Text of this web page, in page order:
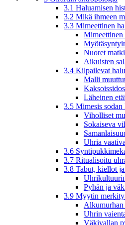
3.1 Haluamisen
3.2 Mikä ihmeen
3.3 Mimeettinen
Mimeettinen
Nuoret
Aikuisten
3.4 Kilpailevat
Malli
Kaksoissidos
Läheinen
3.5 Mimesis sodan
Viholliset
Sokaiseva
Uhria
3.6
3.7 Ritualisoitu
3.8 Tabut, kiellot
Pyhän ja
3.9 Myytin
Alkumurhan
Uhrin
Väkivallan